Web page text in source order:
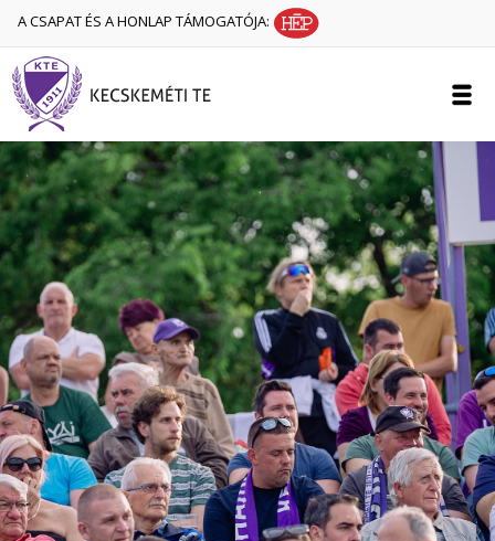
A CSAPAT ÉS A HONLAP TÁMOGATÓJA: